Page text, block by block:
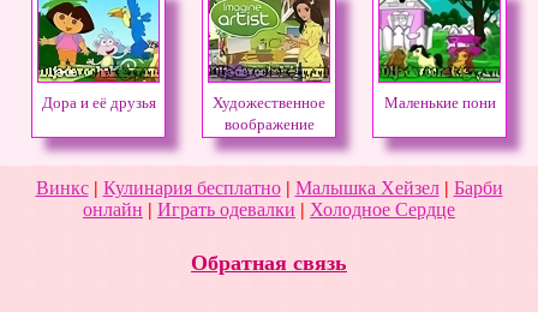
Дора и её друзья
Художественное
воображение
Маленькие пони
Винкс| Кулинария бесплатно| Малышка Хейзел| Барби
онлайн | Играть одевалки | Холодное Сердце
Обратная связь